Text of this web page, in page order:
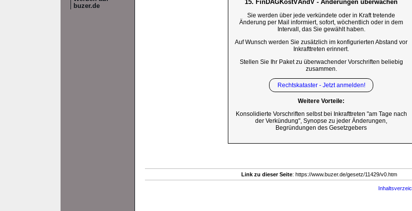
buzer.de
15. FinDAGKostVÄndV - Änderungen überwachen
Sie werden über jede verkündete oder in Kraft tretende
Änderung per Mail informiert, sofort, wöchentlich oder in dem
Intervall, das Sie gewählt haben.
Auf Wunsch werden Sie zusätzlich im konfigurierten Abstand vor
Inkrafttreten erinnert.
Stellen Sie Ihr Paket zu überwachender Vorschriften beliebig
zusammen.
Rechtskataster - Jetzt anmelden!
Weitere Vorteile:
Konsolidierte Vorschriften selbst bei Inkrafttreten "am Tage nach
der Verkündung", Synopse zu jeder Änderungen,
Begründungen des Gesetzgebers
Link zu dieser Seite: https://www.buzer.de/gesetz/11429/v0.htm